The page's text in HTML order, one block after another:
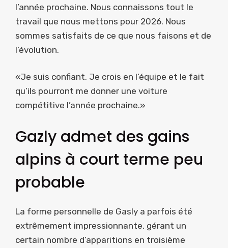
l’année prochaine. Nous connaissons tout le
travail que nous mettons pour 2026. Nous
sommes satisfaits de ce que nous faisons et de
l’évolution.
«Je suis confiant. Je crois en l’équipe et le fait
qu’ils pourront me donner une voiture
compétitive l’année prochaine.»
Gazly admet des gains
alpins à court terme peu
probable
La forme personnelle de Gasly a parfois été
extrêmement impressionnante, gérant un
certain nombre d’apparitions en troisième